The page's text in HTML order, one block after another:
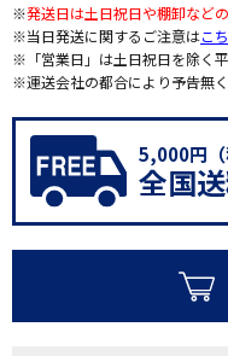
※発送日は土日祝日や棚卸などの
※当日発送に関するご注意はこ
※「営業日」は土日祝日を除く
※運送会社の都合により予告無
5,000円（
全国